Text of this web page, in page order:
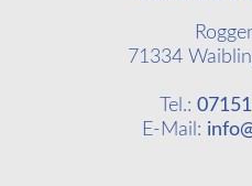
71334
Tel.:
E-Mail: